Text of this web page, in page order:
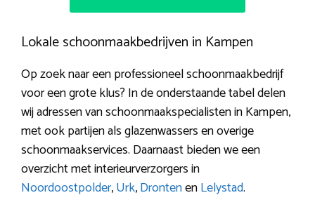
Lokale schoonmaakbedrijven in Kampen
Op zoek naar een professioneel schoonmaakbedrijf
voor een grote klus? In de onderstaande tabel delen
wij adressen van schoonmaakspecialisten in Kampen,
met ook partijen als glazenwassers en overige
schoonmaakservices. Daarnaast bieden we een
overzicht met interieurverzorgers in
Noordoostpolder,Urk,DrontenenLelystad.